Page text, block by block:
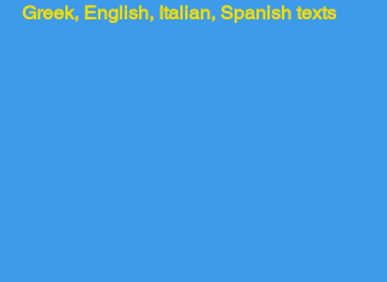
Greek, English, Italian, Spanish texts